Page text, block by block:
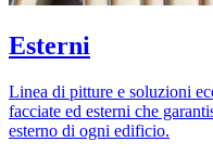
Esterni
Linea di pitture e soluzioni
facciate ed esterni che
esterno di ogni edificio.